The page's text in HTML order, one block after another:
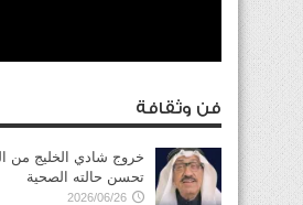
فن وثقافة
خروج شادي الخليج من
تحسن حالته الصحية
2026/06/26